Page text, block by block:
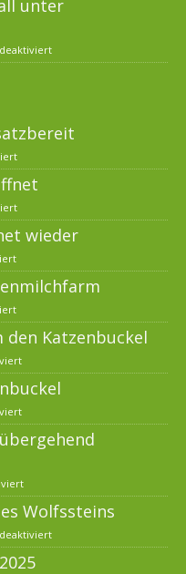
unter
wieder
den Katzenbuckel
Wolfssteins